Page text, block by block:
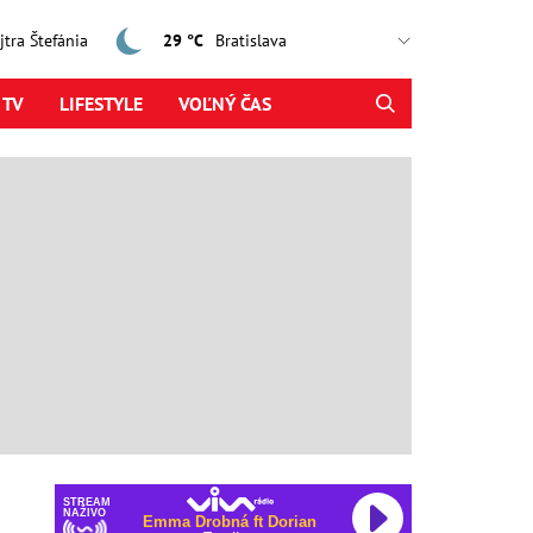
Štefánia 29 °C
LIFESTYLE VOĽNÝ ČAS
STREAM
NAŽIVO
Emma Drobná ft Dorian